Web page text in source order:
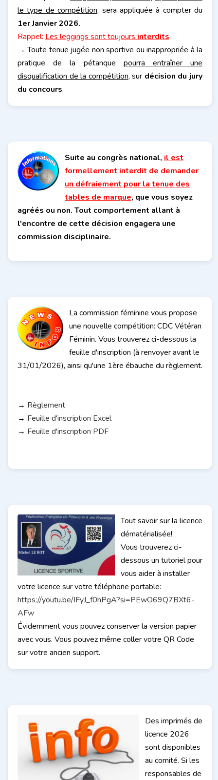
le type de compétition, sera appliquée à compter du
1er Janvier 2026.
Rappel: Les leggings sont toujours interdits
→ Toute tenue jugée non sportive ou inappropriée à la
pratique de la pétanque pourra entraîner une
disqualification de la compétition, sur décision du jury
du concours.
Suite au congrès national, il est
formellement interdit de demander
un défraiement pour la tenue des
tables de marque, que vous soyez
agréés ou non. Tout comportement allant à
l'encontre de cette décision engagera une
commission disciplinaire.
La commission féminine vous propose
une nouvelle compétition: CDC Vétéran
Féminin. Vous trouverez ci-dessous la
feuille d'inscription (à renvoyer avant le
31/01/2026), ainsi qu'une 1ère ébauche du règlement.
→ Règlement
→ Feuille d'inscription Excel
→ Feuille d'inscription PDF
Tout savoir sur la licence
dématérialisée!
Vous trouverez ci-
dessous un tutoriel pour
vous aider à installer
votre licence sur votre téléphone portable:
https://youtu.be/IFyJ_f0hPgA?si=PEwO69Q7BXt6-
AFw
Évidemment vous pouvez conserver la version papier
avec vous. Vous pouvez même coller votre QR Code
sur votre ancien support.
Des imprimés de
licence 2026
sont disponibles
au comité. Si les
responsables de